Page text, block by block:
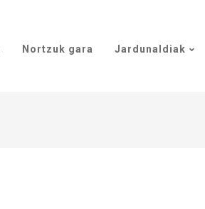
Nortzuk gara Jardunaldiak